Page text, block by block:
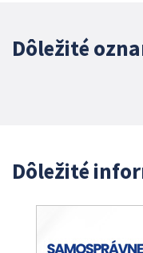
Dôležité
Dôležité